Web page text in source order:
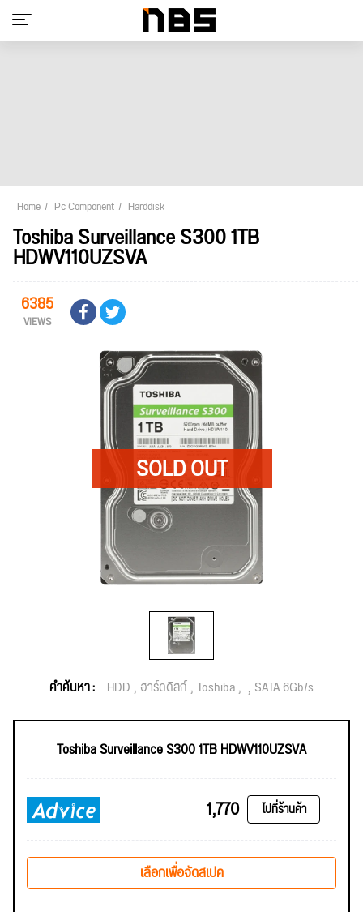
Home Pc Component Harddisk
Toshiba Surveillance S300 1TB
HDWV110UZSVA
6385
VIEWS
คำค้นหา : HDD ฮาร์ดดิสก์ Toshiba SATA 6Gb/s
Toshiba Surveillance S300 1TB HDWV110UZSVA
1,770 ไปที่ร้านค้า
เลือกเพื่อจัดสเปค